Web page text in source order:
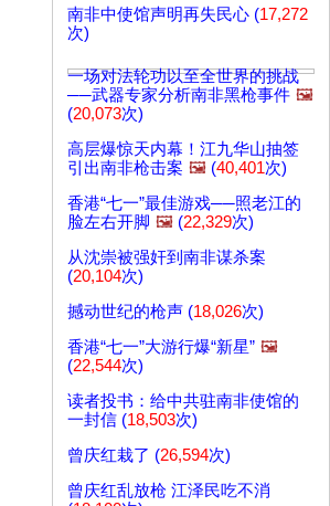
南非中使馆声明再失民心 (17,272
次)
一场对法轮功以至全世界的挑战
──武器专家分析南非黑枪事件 🖼️
(20,073次)
高层爆惊天内幕！江九华山抽签
引出南非枪击案 🖼️ (40,401次)
香港“七一”最佳游戏──照老江的
脸左右开脚 🖼️ (22,329次)
从沈崇被强奸到南非谋杀案
(20,104次)
撼动世纪的枪声 (18,026次)
香港“七一”大游行爆“新星” 🖼️
(22,544次)
读者投书：给中共驻南非使馆的
一封信 (18,503次)
曾庆红栽了 (26,594次)
曾庆红乱放枪 江泽民吃不消